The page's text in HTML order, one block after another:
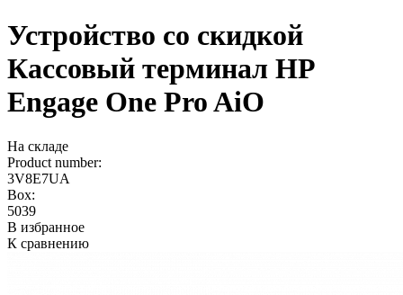
Устройство со скидкой
Кассовый терминал HP
Engage One Pro AiO
На складе
Product number:
3V8E7UA
Box:
5039
В избранное
К сравнению